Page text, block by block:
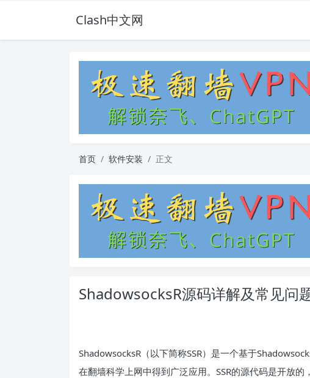
Clash中文网
首页 软件安装 正文
ShadowsocksR源码详解及常见问
ShadowsocksR（以下简称SSR）是一个基于
在翻墙科学上网中得到广泛应用。SSR的源代码是开放